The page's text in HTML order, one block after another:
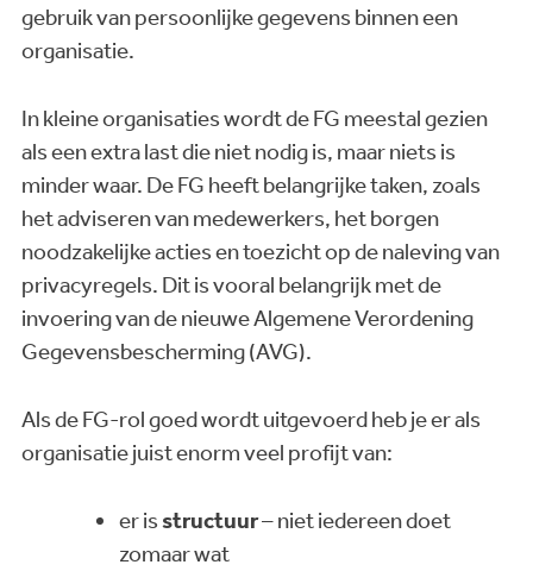
gebruik van persoonlijke gegevens binnen een
organisatie.
In kleine organisaties wordt de FG meestal gezien
als een extra last die niet nodig is, maar niets is
minder waar. De FG heeft belangrijke taken, zoals
het adviseren van medewerkers, het borgen
noodzakelijke acties en toezicht op de naleving van
privacyregels. Dit is vooral belangrijk met de
invoering van de nieuwe Algemene Verordening
Gegevensbescherming (AVG).
Als de FG-rol goed wordt uitgevoerd heb je er als
organisatie juist enorm veel profijt van:
er isstructuur– niet iedereen doet
zomaar wat